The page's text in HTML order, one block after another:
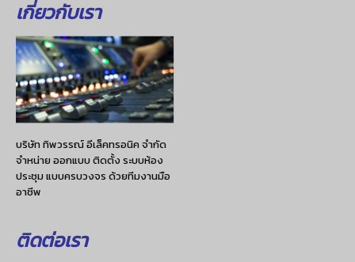
เกี่ยวกับเรา
บริษัท ทิพวรรณ์ อีเล็คทรอนิค จำกัด
จำหน่าย ออกแบบ ติดตั้ง ระบบห้อง
ประชุม แบบครบวงจร ด้วยทีมงานมือ
อาชีพ
ติดต่อเรา